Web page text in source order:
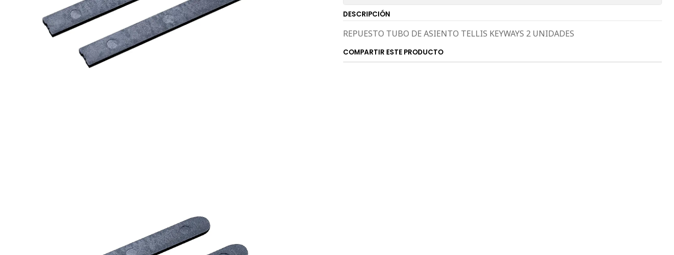
DESCRIPCIÓN
REPUESTO TUBO DE ASIENTO TELLIS KEYWAYS 2 UNIDADES
COMPARTIR ESTE PRODUCTO